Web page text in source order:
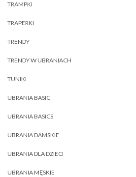
TRAMPKI
TRAPERKI
TRENDY
TRENDY W UBRANIACH
TUNIKI
UBRANIA BASIC
UBRANIA BASICS
UBRANIA DAMSKIE
UBRANIA DLA DZIECI
UBRANIA MĘSKIE